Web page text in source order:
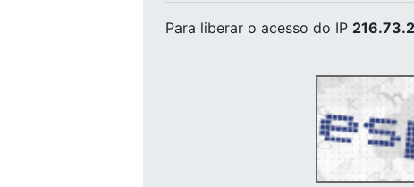
Para liberar o acesso do IP